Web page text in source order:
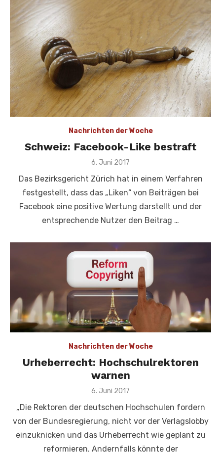
Nachrichten der Woche
Schweiz: Facebook-Like bestraft
Veröffentlicht
6. Juni 2017
Das Bezirksgericht Zürich hat in einem Verfahren
festgestellt, dass das „Liken“ von Beiträgen bei
Facebook eine positive Wertung darstellt und der
entsprechende Nutzer den Beitrag …
Nachrichten der Woche
Urheberrecht: Hochschulrektoren
warnen
Veröffentlicht
6. Juni 2017
„Die Rektoren der deutschen Hochschulen fordern
von der Bundesregierung, nicht vor der Verlagslobby
einzuknicken und das Urheberrecht wie geplant zu
reformieren. Andernfalls könnte der